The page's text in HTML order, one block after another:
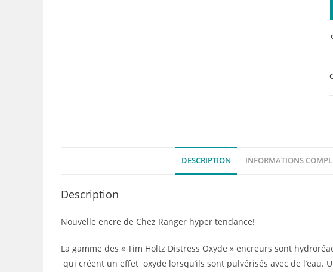
DESCRIPTION INFORMATIONS
Description
Nouvelle encre de Chez Ranger hyper tendance!
La gamme des « Tim Holtz Distress Oxyde » encreurs sont
qui créent un effet oxyde lorsqu’ils sont pulvérisés avec de l’eau.